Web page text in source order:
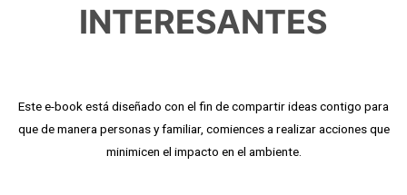
INTERESANTES
Este e-book está diseñado con el fin de compartir ideas contigo para
que de manera personas y familiar, comiences a realizar acciones que
minimicen el impacto en el ambiente.